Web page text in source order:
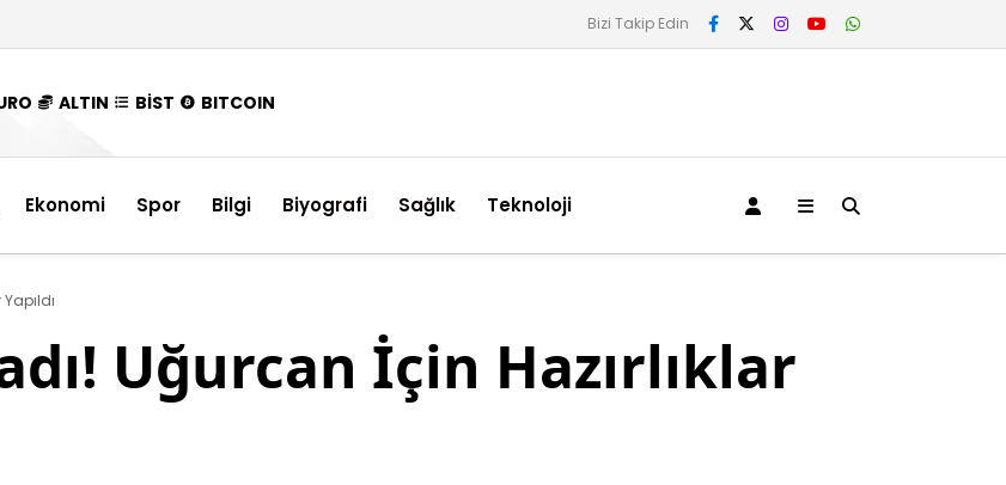
Bizi Takip Edin
ALTIN BİST BITCOIN
Ekonomi Spor Bilgi Biyografi Sağlık Teknoloji
Uğurcan İçin Hazırlıklar